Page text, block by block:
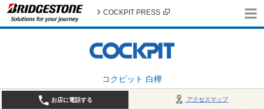
コクピット 白樺
COCKPIT PRESS
アクセスマップ
お店に電話する